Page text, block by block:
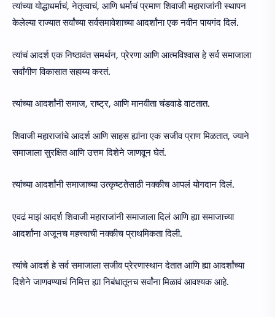
त्यांच्या योद्धाधर्माचं, नेतृत्वाचं, आणि धर्माचं प्रमाण शिवाजी महाराजांनी स्थापन
केलेल्या राज्यात सर्वांच्या सर्वसमावेशाच्या आदर्शांना एक नवीन पायगंद दिलं.
त्यांचं आदर्श एक निष्ठावंत समर्थन, प्रेरणा आणि आत्मविश्वास हे सर्व समाजाला
सर्वांगीण विकासात सहाय्य करतं.
त्यांच्या आदर्शांनी समाज, राष्ट्र, आणि मानवीता चंडवाडे वाटतात.
शिवाजी महाराजांचे आदर्श आणि साहस ह्यांना एक सजीव प्राण मिळतात, ज्याने
समाजाला सुरक्षित आणि उत्तम दिशेने जाणवून घेतं.
त्यांच्या आदर्शांनी समाजाच्या उत्कृष्टतेसाठी नक्कीच आपलं योगदान दिलं.
एवढं माझं आदर्श शिवाजी महाराजांनी समाजाला दिलं आणि ह्या समाजाच्या
आदर्शांना अजूनच महत्त्वाची नक्कीच प्राथमिकता दिली.
त्यांचे आदर्श हे सर्व समाजाला सजीव प्रेरणास्थान देतात आणि ह्या आदर्शांच्या
दिशेने जाणवण्याचं निमित्त ह्या निबंधातूनच सर्वांना मिळावं आवश्यक आहे.